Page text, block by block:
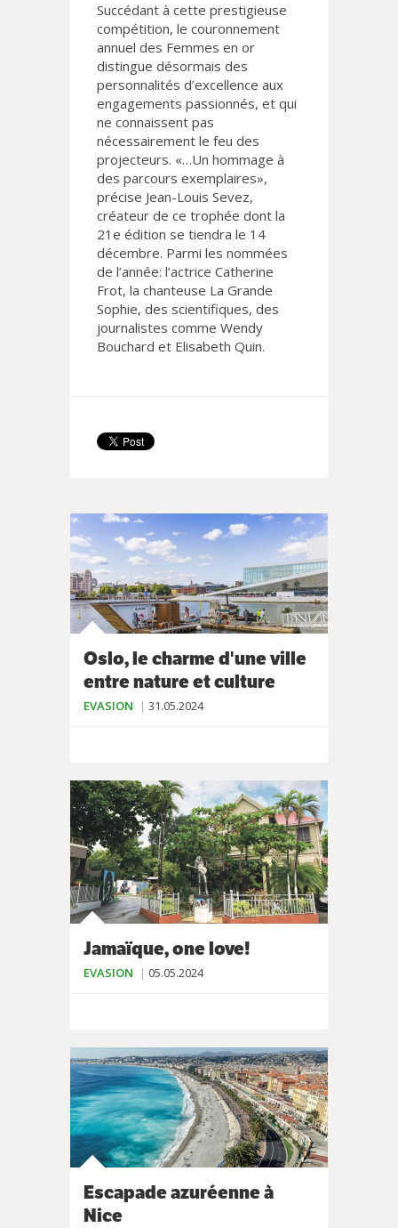
Succédant à cette prestigieuse
compétition, le couronnement
annuel des Femmes en or
distingue désormais des
personnalités d’excellence aux
engagements passionnés, et qui
ne connaissent pas
nécessairement le feu des
projecteurs. «…Un hommage à
des parcours exemplaires»,
précise Jean-Louis Sevez,
créateur de ce trophée dont la
21e édition se tiendra le 14
décembre. Parmi les nommées
de l’année: l’actrice Catherine
Frot, la chanteuse La Grande
Sophie, des scientifiques, des
journalistes comme Wendy
Bouchard et Elisabeth Quin.
Oslo, le charme d'une ville
entre nature et culture
EVASION 31.05.2024
Jamaïque, one love!
EVASION 05.05.2024
Escapade azuréenne à
Nice